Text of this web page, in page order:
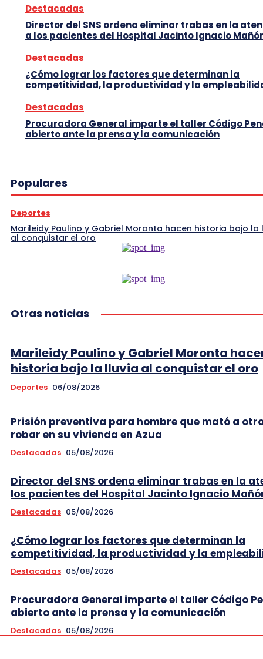
Destacadas
Director del SNS ordena eliminar trabas en la
a los pacientes del Hospital Jacinto Ignacio
Destacadas
¿Cómo lograr los factores que determinan la
competitividad, la productividad y la
Destacadas
Procuradora General imparte el taller Código
abierto ante la prensa y la comunicación
Populares
Deportes
Marileidy Paulino y Gabriel Moronta hacen historia bajo la
al conquistar el oro
Otras noticias
Marileidy Paulino y Gabriel Moronta
historia bajo la lluvia al conquistar el oro
Deportes 06/08/2026
Prisión preventiva para hombre que mató a
robar en su vivienda en Azua
Destacadas 05/08/2026
Director del SNS ordena eliminar trabas en la
los pacientes del Hospital Jacinto Ignacio
Destacadas 05/08/2026
¿Cómo lograr los factores que determinan la
competitividad, la productividad y la
Destacadas 05/08/2026
Procuradora General imparte el taller Código
abierto ante la prensa y la comunicación
Destacadas 05/08/2026